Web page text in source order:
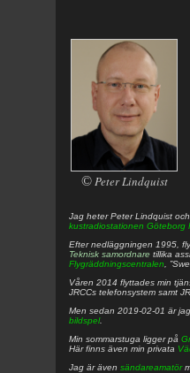
© Peter Lindquist
Jag heterPeter Lindquist
kustradiostationen Göteborg
Efter nedläggningen 1995,
Teknisk samordnare tillika
Flygräddningscentralen ,
Våren 2014 flyttades min
JRCCs telefonsystem samt
Men sedan 2019-02-01 är
bildspel.
Min sommarstuga ligger på
Här finns även min privata
Jag är även sändareamatör